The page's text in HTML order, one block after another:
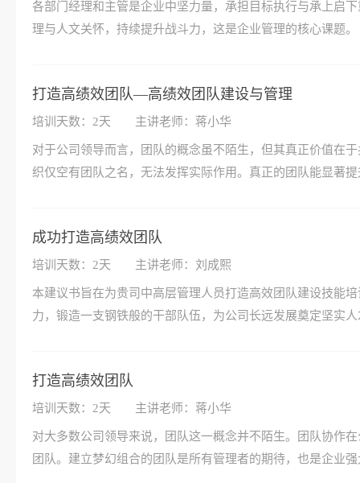
各部门经理和主管是企业中坚力量，承担目标执行与承上启
理与人文关怀，持续提升战斗力，这是企业管理的核心课题。
打造高绩效团队—高绩效团队建设与管理
培训天数：2天 主讲老师：蒋小华
对于公司领导而言，团队的概念虽不陌生，但其真正价值在
织仅空有团队之名，无法发挥实际作用。真正的团队能显著
成功打造高绩效团队
培训天数：2天 主讲老师：刘成熙
本建议书旨在为贵司中高层管理人员打造高效团队建设技能
力，锻造一支钢铁般的干部队伍，为公司长远发展奠定坚实
打造高绩效团队
培训天数：2天 主讲老师：蒋小华
对大多数公司领导来说，团队这一概念并不陌生。团队协作
团队。建立梦幻组合的团队是所有管理者的期待，也是企业